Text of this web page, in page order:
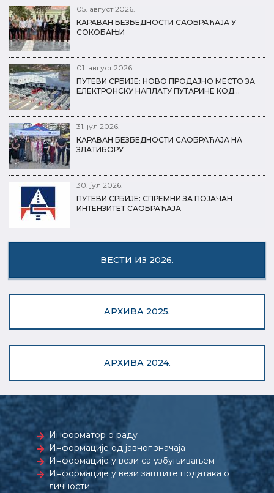
05. август 2026.
КАРАВАН БЕЗБЕДНОСТИ САОБРАЋАЈА У
СОКОБАЊИ
01. август 2026.
ПУТЕВИ СРБИЈЕ: НОВО ПРОДАЈНО МЕСТО ЗА
ЕЛЕКТРОНСКУ НАПЛАТУ ПУТАРИНЕ КОД…
31. јул 2026.
КАРАВАН БЕЗБЕДНОСТИ САОБРАЋАЈА НА
ЗЛАТИБОРУ
30. јул 2026.
ПУТЕВИ СРБИЈЕ: СПРЕМНИ ЗА ПОЈАЧАН
ИНТЕНЗИТЕТ САОБРАЋАЈА
ВЕСТИ ИЗ 2026.
АРХИВА 2025.
АРХИВА 2024.
Информатор о раду
Информације од јавног значаја
Информације у вези са узбуњивањем
Информације у вези заштите података о
личности